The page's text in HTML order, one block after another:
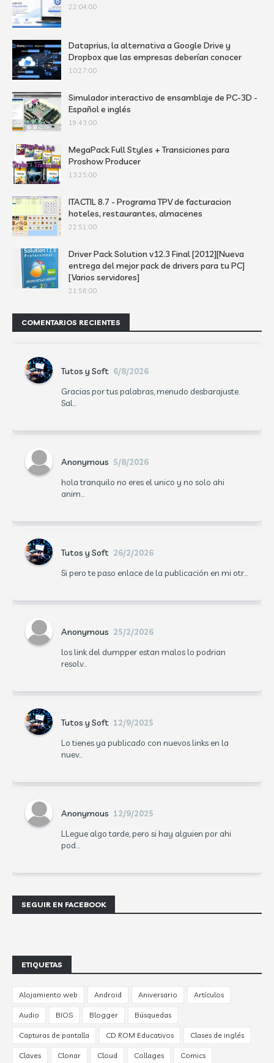
22:04:00
Dataprius, la alternativa a Google Drive y
Dropbox que las empresas deberían conocer
10:27:00
Simulador interactivo de ensamblaje de PC-3D -
Español e inglés
19:43:00
MegaPack Full Styles + Transiciones para
Proshow Producer
13:25:00
ITACTIL 8.7 - Programa TPV de facturacion
hoteles, restaurantes, almacenes
22:51:00
Driver Pack Solution v12.3 Final [2012][Nueva
entrega del mejor pack de drivers para tu PC]
[Varios servidores]
21:56:00
COMENTARIOS RECIENTES
Tutos y Soft 6/8/2026
Gracias por tus palabras, menudo desbarajuste.
Sal...
Anonymous 5/8/2026
hola tranquilo no eres el unico y no solo ahi
anim...
Tutos y Soft 26/2/2026
Si pero te paso enlace de la publicación en mi otr...
Anonymous 25/2/2026
los link del dumpper estan malos lo podrian
resolv...
Tutos y Soft 12/9/2025
Lo tienes ya publicado con nuevos links en la
nuev...
Anonymous 12/9/2025
LLegue algo tarde, pero si hay alguien por ahi
pod...
SEGUIR EN FACEBOOK
ETIQUETAS
Alojamiento web Android Aniversario Artículos
Audio BIOS Blogger Búsquedas
Capturas de pantalla CD ROM Educativos Clases de inglés
Claves Clonar Cloud Collages Comics